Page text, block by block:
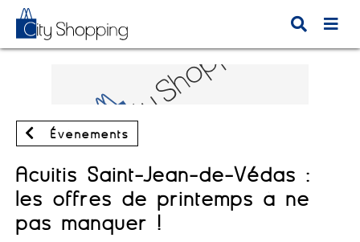
Évènements
Acuitis Saint-Jean-de-Védas :
les offres de printemps à ne
pas manquer !